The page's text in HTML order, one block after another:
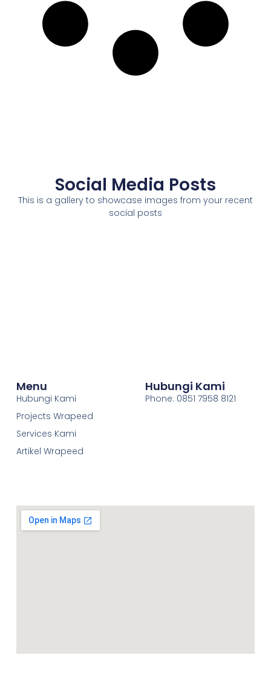
Social Media Posts
This is a gallery to showcase images from your recent
social posts
Menu
Hubungi Kami
Projects Wrapeed
Services Kami
Artikel Wrapeed
Hubungi Kami
Phone: 0851 7958 8121